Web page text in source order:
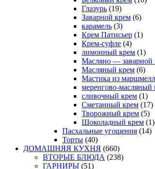
Глазурь (19)
Заварной крем (6)
карамель (3)
Крем Патисьер (1)
Крем-суфле (4)
лимонный крем (1)
Масляно — заварной
Масляный крем (6)
Мастика из
меренгово-масляный
сливочный крем (1)
Сметанный крем (17)
Творожный крем (5)
Шоколадный крем (1)
Пасхальные угощения (14)
Торты (40)
ДОМАШНЯЯ КУХНЯ (660)
ВТОРЫЕ БЛЮДА (238)
ГАРНИРЫ (51)